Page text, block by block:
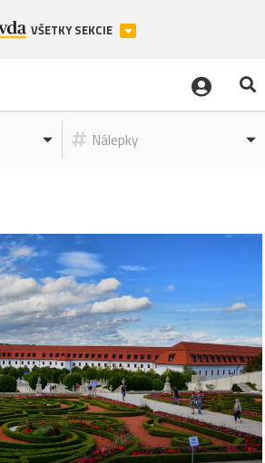
VŠETKY SEKCIE
Nálepky